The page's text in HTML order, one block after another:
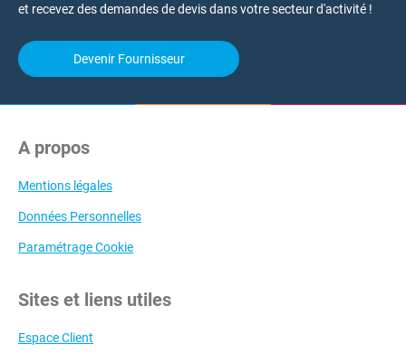
et recevez des demandes de devis dans votre secteur d'activité !
Devenir Fournisseur
A propos
Mentions légales
Données Personnelles
Paramétrage Cookie
Sites et liens utiles
Espace Client